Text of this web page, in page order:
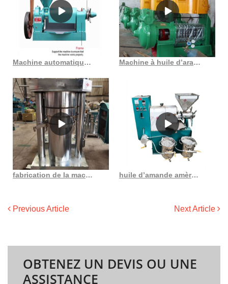
Machine automatique à huile d’arachide 2023 la plus populaire au Togo Machine à huile d’arachide de sésame yzyx168, prix d’usine, huile au maroc
fabrication de la machine de raffinerie d’huile de soja offre une machine à huile huile d’amande amère de haute qualité, bienfaits pour la santé, vente en gros en France
Previous Article Next Article
OBTENEZ UN DEVIS OU UNE
ASSISTANCE